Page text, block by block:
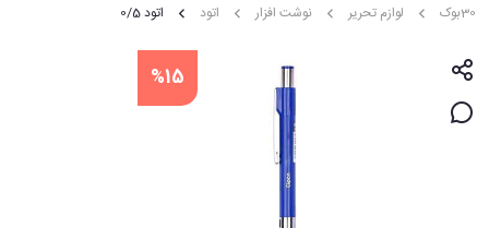
30بوک لوازم تحریر نوشت افزار اتود اتود 0/5
%15